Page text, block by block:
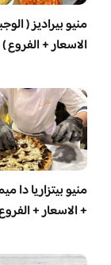
منيو بيراديز (
الاسعار + الفروع )
منيو بيتزاريا دا
+ الاسعار +